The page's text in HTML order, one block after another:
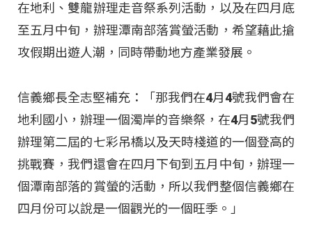
在地利、雙龍辦理走音祭系列活動，以及在四月底
至五月中旬，辦理潭南部落賞螢活動，希望藉此搶
攻假期出遊人潮，同時帶動地方產業發展。
信義鄉長全志堅補充：「那我們在4月4號我們會在
地利國小，辦理一個濁岸的音樂祭，在4月5號我們
辦理第二屆的七彩吊橋以及天時棧道的一個登高的
挑戰賽，我們還會在四月下旬到五月中旬，辦理一
個潭南部落的賞螢的活動，所以我們整個信義鄉在
四月份可以說是一個觀光的一個旺季。」